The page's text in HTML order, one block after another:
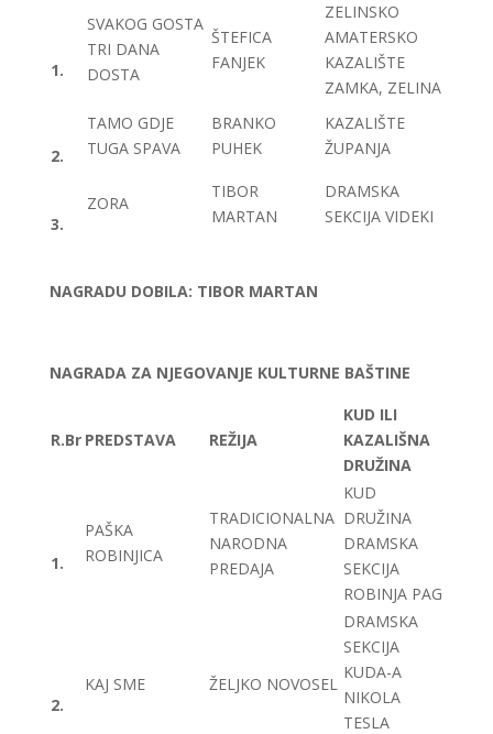
1.
SVAKOG GOSTA
TRI DANA
DOSTA
ŠTEFICA
FANJEK
ZELINSKO
AMATERSKO
KAZALIŠTE
ZAMKA, ZELINA
2.
TAMO GDJE
TUGA SPAVA
BRANKO
PUHEK
KAZALIŠTE
ŽUPANJA
3.
ZORA
TIBOR
MARTAN
DRAMSKA
SEKCIJA VIDEKI
NAGRADU DOBILA: TIBOR MARTAN
NAGRADA ZA NJEGOVANJE KULTURNE BAŠTINE
R.Br PREDSTAVA REŽIJA
KUD ILI
KAZALIŠNA
DRUŽINA
1.
PAŠKA
ROBINJICA
TRADICIONALNA
NARODNA
PREDAJA
KUD
DRUŽINA
DRAMSKA
SEKCIJA
ROBINJA PAG
2.
KAJ SME ŽELJKO NOVOSEL
DRAMSKA
SEKCIJA
KUDA-A
NIKOLA
TESLA